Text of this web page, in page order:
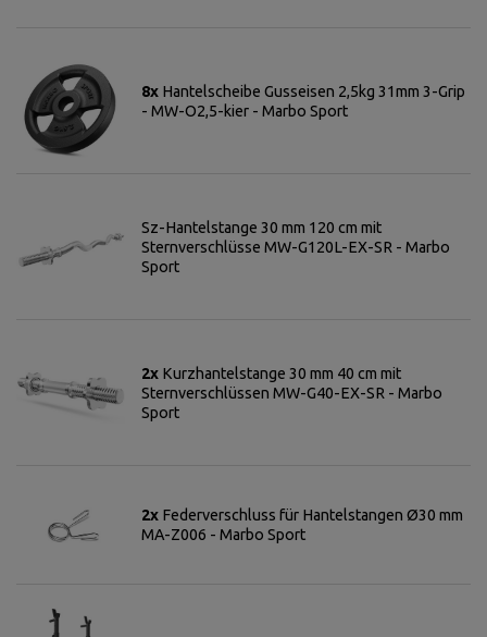
8x Hantelscheibe Gusseisen 2,5kg 31mm 3-Grip
- MW-O2,5-kier - Marbo Sport
Sz-Hantelstange 30 mm 120 cm mit
Sternverschlüsse MW-G120L-EX-SR - Marbo
Sport
2x Kurzhantelstange 30 mm 40 cm mit
Sternverschlüssen MW-G40-EX-SR - Marbo
Sport
2x Federverschluss für Hantelstangen Ø30 mm
MA-Z006 - Marbo Sport